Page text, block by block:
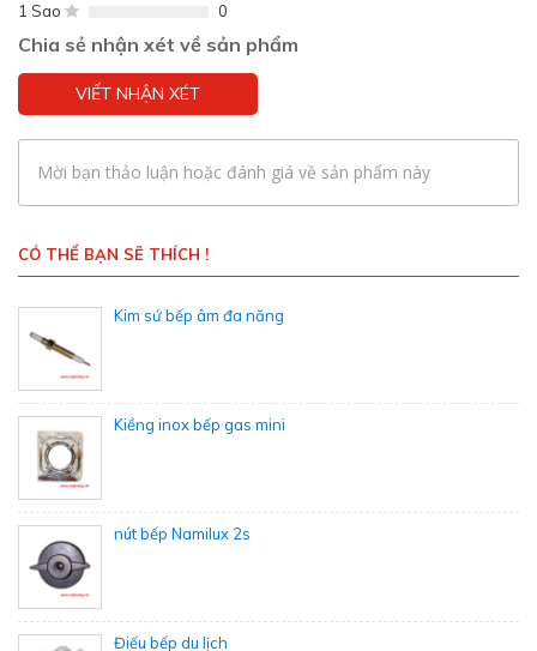
1 Sao
0
Chia sẻ nhận xét về sản phẩm
VIẾT NHẬN XÉT
Mời bạn thảo luận hoặc đánh giá về sản phẩm này
CÓ THỂ BẠN SẼ THÍCH !
Kim sứ bếp âm đa năng
Kiềng inox bếp gas mini
nút bếp Namilux 2s
Điếu bếp du lịch